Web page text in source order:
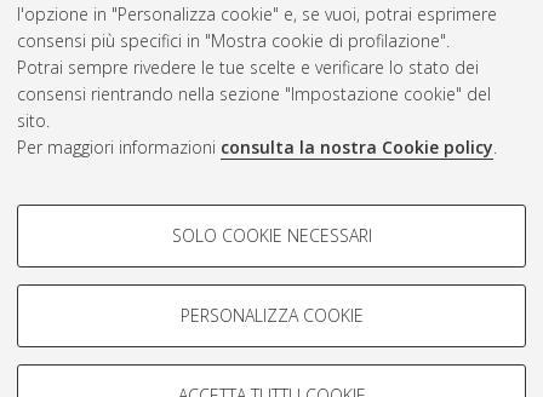
l'opzione in "Personalizza cookie" e, se vuoi, potrai esprimere
consensi più specifici in "Mostra cookie di profilazione".
Potrai sempre rivedere le tue scelte e verificare lo stato dei
consensi rientrando nella sezione "Impostazione cookie" del
sito.
Per maggiori informazioni consulta la nostra Cookie policy.
COOKIE DI PROFILAZIONE -
Si tratta di cookie utilizzati per analizzare le caratteristiche della
navigazione degli utenti, creare profili in base al loro comportamento
Mostra cookie di profilazione
SOLO COOKIE NECESSARI
PERSONALIZZA COOKIE
Rss 1.0
Rss 2.0
AMS Laurea
Impostazioni Cookie
Informativa sulla privacy
Condizioni d’uso del sito